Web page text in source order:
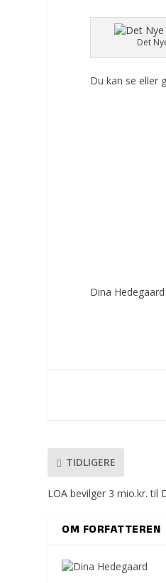
Det
Du kan se eller
Dina Hedegaard
TIDLIGERE
LOA bevilger 3 mio.kr. til
OM FORFATTEREN